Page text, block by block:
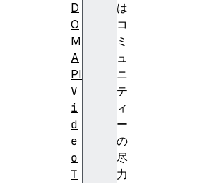
は
コ
ミ
ュ
ニ
テ
ィ
ー
の
尽
力
D
O
M
A
PI
V
i
d
e
o
T